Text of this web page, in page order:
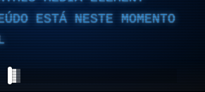
ESTÁ NESTE MOMENTO